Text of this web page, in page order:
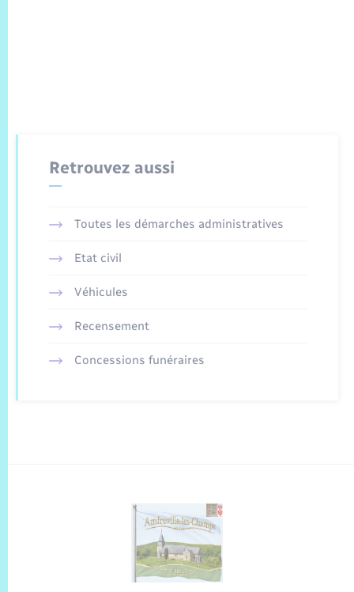
Retrouvez aussi
Toutes les démarches administratives
Etat civil
Véhicules
Recensement
Concessions funéraires